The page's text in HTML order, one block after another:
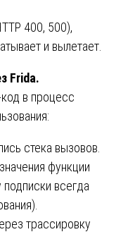
400, 500),
и вылетает.
Frida.
в процесс
стека вызовов.
функции
всегда
трассировку